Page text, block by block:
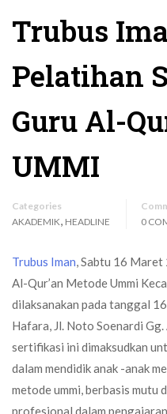
Trubus
Pelatihan
Guru Al-
UMMI
Categories
AKADEMIK HEADLINE
0
Trubus Iman , Sabtu 16
Al-Qur’an Metode Ummi
dilaksanakan pada tanggal
Hafara, Jl. Noto Soenardi
sertifikasi ini dimaksudkan
dalam mendidik anak -anak
metode ummi, berbasis mutu
profesional dalam